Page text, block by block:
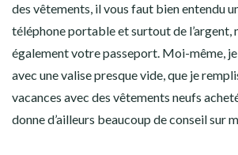
des vêtements, il vous faut bien entendu
téléphone portable et surtout de l’argent,
également votre passeport. Moi-même,
avec une valise presque vide, que je
vacances avec des vêtements neufs
donne d’ailleurs beaucoup de conseil sur